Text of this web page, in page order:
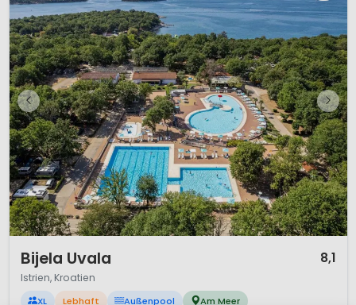
Bijela Uvala 8,1
Istrien, Kroatien
XL Lebhaft Außenpool Am Meer